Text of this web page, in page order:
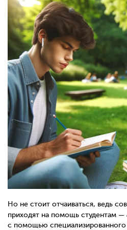
Но не стоит отчаиваться, ведь
приходят на помощь студентам —
с помощью